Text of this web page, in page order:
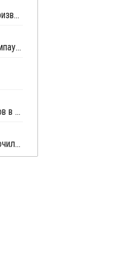
Domo Chemicals продаст свой бизнес по производству инженерных материалов
Domo Chemicals нарастила мощности по компаундированию в Индии
LANXESS запустила новую линию компаундов в Германии
Rehau и российская компания "Бофор" заключили соглашение о сотрудничестве